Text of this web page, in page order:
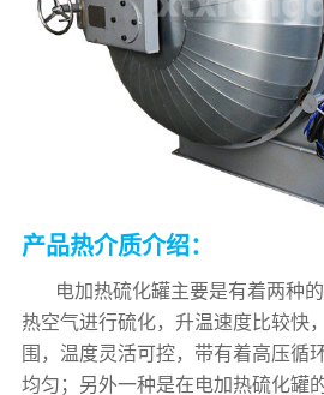
产品热介质介绍：
电加热硫化罐主要是有着两种的
热空气进行硫化，升温速度比较快
围，温度灵活可控，带有着高压循
均匀；另外一种是在电加热硫化罐